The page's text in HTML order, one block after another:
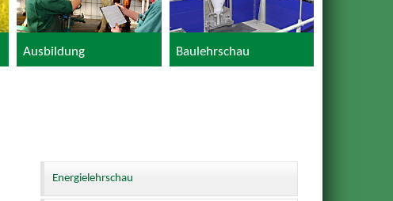
Ausbildung Baulehrschau
Energielehrschau